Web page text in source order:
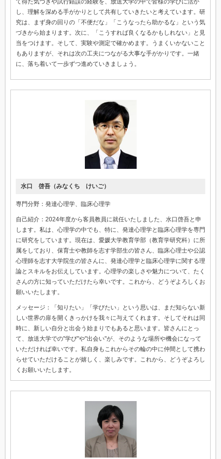
し、理解を深める手がかりとして共有していきたいと考えています。研
究は、まず身の回りの「不便だな」「こうなったら助かるな」という気
づきから始まります。次に、「こうすれば良くなるかもしれない」と見
当をつけます。そして、実験や測定で確かめます。うまくいかないこと
もありますが、それは次の工夫につながる大事な手がかりです。一緒
に、落ち着いて一歩ずつ進めていきましょう。
水口 啓吾（みなくち けいご）
専門分野：発達心理学、臨床心理学
自己紹介：2024年度から客員教員に就任いたしました、水口啓吾と申
します。私は、心理学の中でも、特に、発達心理学と臨床心理学を専門
に研究をしています。現在は、愛媛大学教育学部（教育学研究科）に所
属をしており、保育士や教師を志す学部生の皆さん、臨床心理士や公認
心理師を志す大学院生の皆さんに、発達心理学と臨床心理学に関する理
論とスキルをお伝えしています。心理学の楽しさや魅力について、たく
さんの方に知っていただけたら幸いです。これから、どうぞよろしくお
願いいたします。
メッセージ：「知りたい」「学びたい」という思いは、まだ知らない新
しい世界の扉を開くきっかけを我々に与えてくれます。そしてそれは同
時に、新しい自分と出会う始まりでもあると思います。皆さんにとっ
て、放送大学での"学び"や"出会い"が、そのような場所や機会になって
いただければ幸いです。私自身もこれからその輪の中に仲間として携わ
らせていただけることが嬉しく、楽しみです。これから、どうぞよろし
くお願いいたします。